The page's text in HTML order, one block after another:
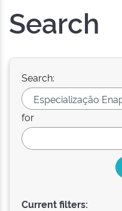
Search
Search:
for
Current filters: